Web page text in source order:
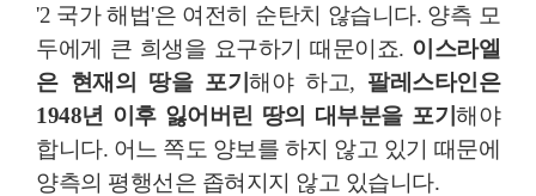
'2 국가 해법'은 여전히 순탄치 않습니다. 양측 모
두에게 큰 희생을 요구하기 때문이죠. 이스라엘
은 현재의 땅을 포기해야 하고, 팔레스타인은
1948년 이후 잃어버린 땅의 대부분을 포기 해야
합니다. 어느 쪽도 양보를 하지 않고 있기 때문에
양측의 평행선은 좁혀지지 않고 있습니다.